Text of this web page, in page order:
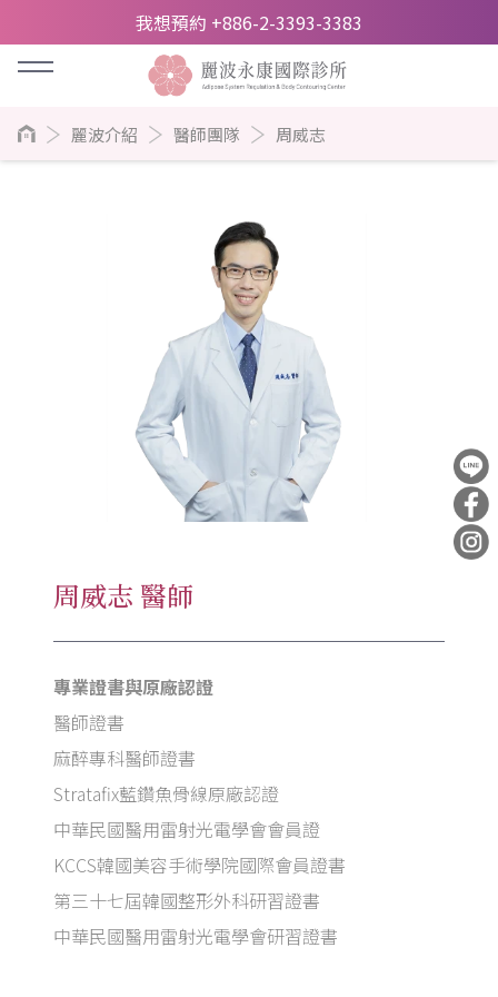
我想預約 +886-2-3393-3383
麗波介紹 醫師團隊 周威志
周威志 醫師
專業證書與原廠認證
醫師證書
麻醉專科醫師證書
Stratafix藍鑽魚骨線原廠認證
中華民國醫用雷射光電學會會員證
KCCS韓國美容手術學院國際會員證書
第三十七屆韓國整形外科研習證書
中華民國醫用雷射光電學會研習證書